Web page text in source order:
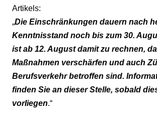
Artikels:
„Die Einschränkungen dauern nach
Kenntnisstand noch bis zum 30.
ist ab 12. August damit zu rechnen,
Maßnahmen verschärfen und auch
Berufsverkehr betroffen sind.
finden Sie an dieser Stelle, sobald
vorliegen.“